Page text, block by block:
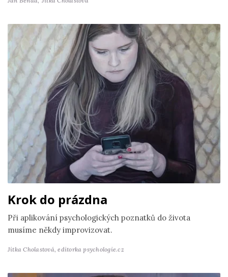
Krok do prázdna
Při aplikování psychologických poznatků do života
musíme někdy improvizovat.
Jitka Cholastová,editorka psychologie.cz